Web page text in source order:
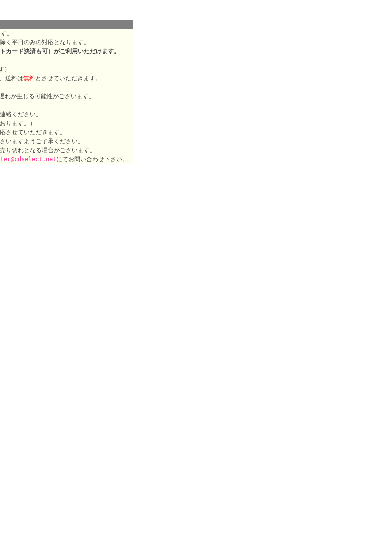
。
平日のみの対応となります。
ード決済も可）がご利用いただけます。
）
送料は無料とさせていただきます。
が生じる可能性がございます。
絡ください。
ります。）
させていただきます。
いますようご了承ください。
切れとなる場合がございます。
にてお問い合わせ下さい。